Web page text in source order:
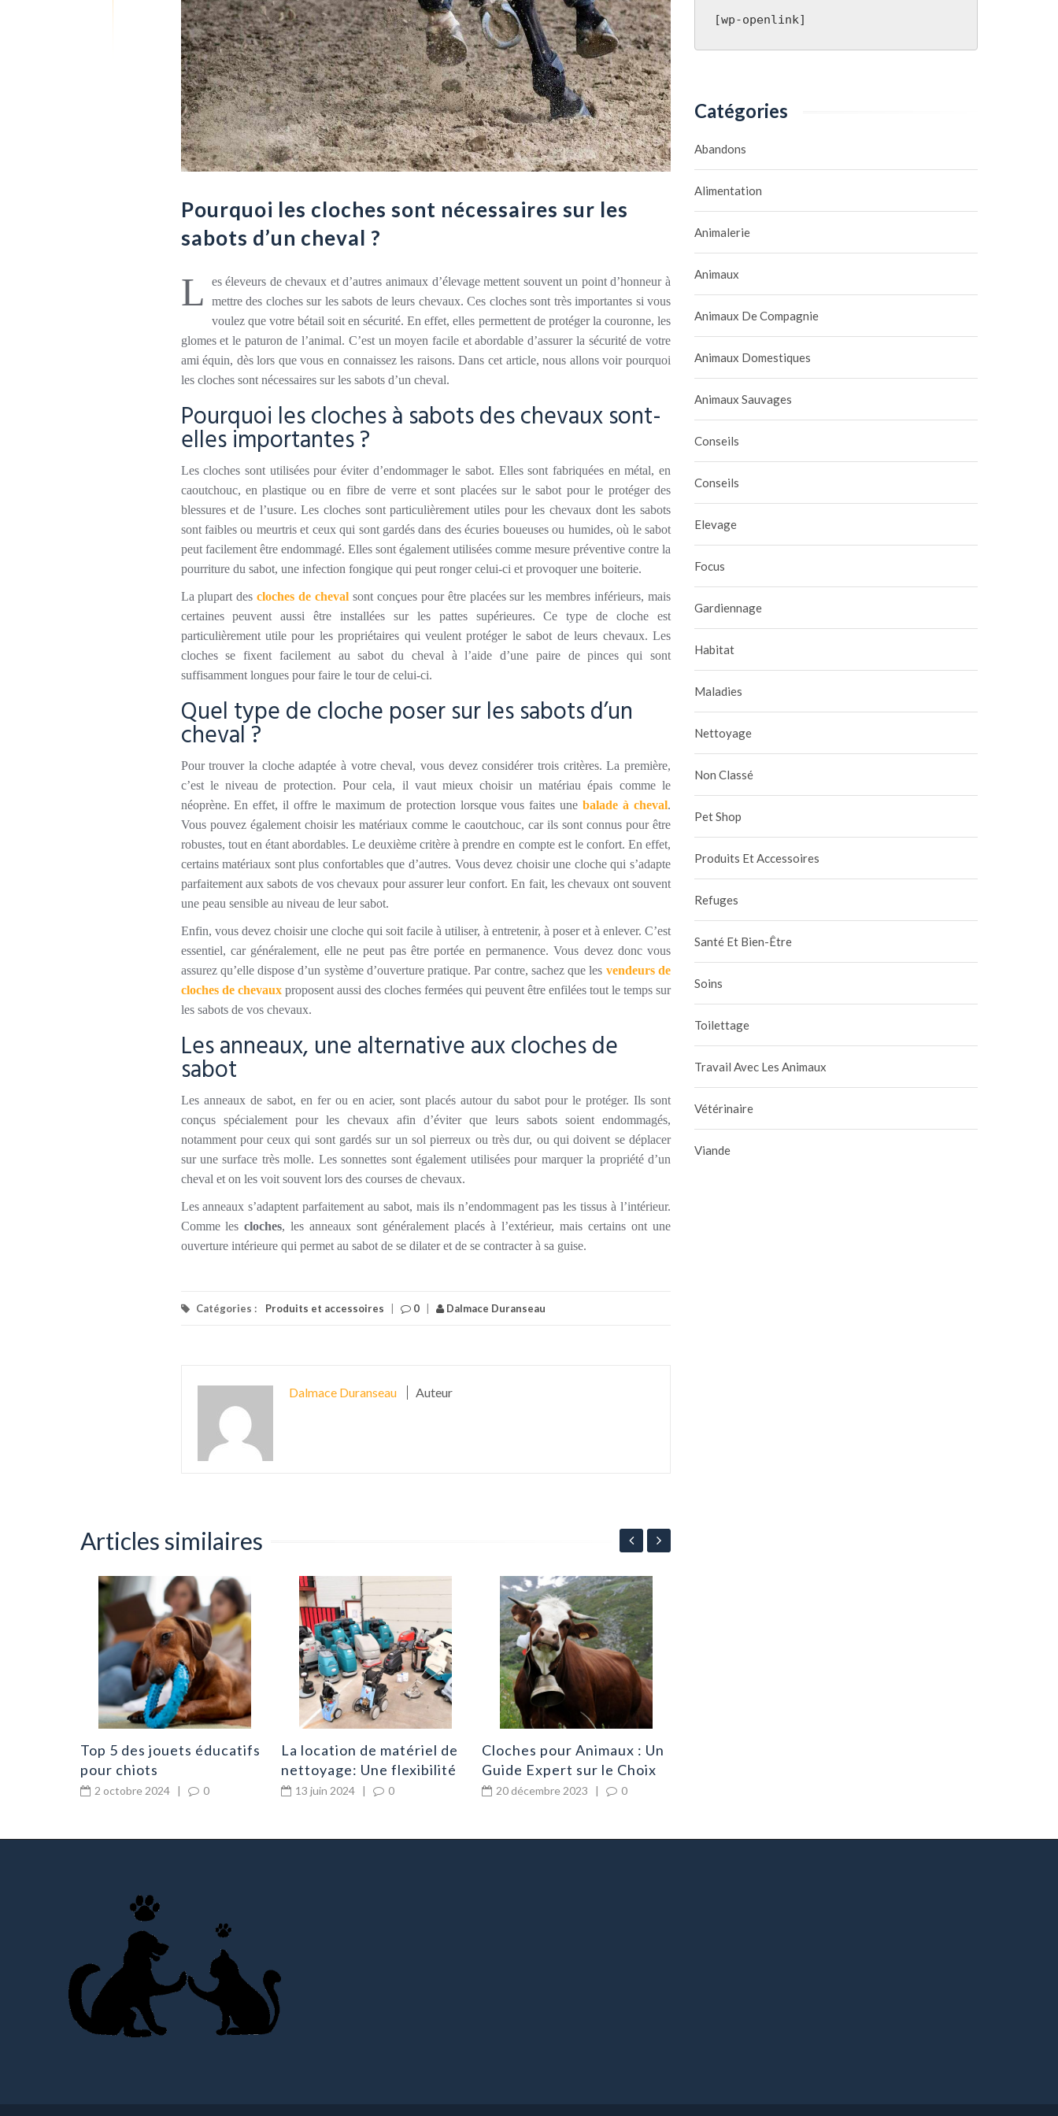
Pourquoi les cloches sont nécessaires sur les
sabots d’un cheval ?
L
es éleveurs de chevaux et d’autres animaux d’élevage mettent souvent un point d’honneur à
mettre des cloches sur les sabots de leurs chevaux. Ces cloches sont très importantes si vous
voulez que votre bétail soit en sécurité. En effet, elles permettent de protéger la couronne, les
glomes et le paturon de l’animal. C’est un moyen facile et abordable d’assurer la sécurité de votre
ami équin, dès lors que vous en connaissez les raisons. Dans cet article, nous allons voir pourquoi
les cloches sont nécessaires sur les sabots d’un cheval.
Pourquoi les cloches à sabots des chevaux sont-
elles importantes ?
Les cloches sont utilisées pour éviter d’endommager le sabot. Elles sont fabriquées en métal, en
caoutchouc, en plastique ou en fibre de verre et sont placées sur le sabot pour le protéger des
blessures et de l’usure. Les cloches sont particulièrement utiles pour les chevaux dont les sabots
sont faibles ou meurtris et ceux qui sont gardés dans des écuries boueuses ou humides, où le sabot
peut facilement être endommagé. Elles sont également utilisées comme mesure préventive contre la
pourriture du sabot, une infection fongique qui peut ronger celui-ci et provoquer une boiterie.
La plupart desclochesde cheval sont conçues pour être placées sur les membres inférieurs, mais
certaines peuvent aussi être installées sur les pattes supérieures. Ce type de cloche est
particulièrement utile pour les propriétaires qui veulent protéger le sabot de leurs chevaux. Les
cloches se fixent facilement au sabot du cheval à l’aide d’une paire de pinces qui sont
suffisamment longues pour faire le tour de celui-ci.
Quel type de cloche poser sur les sabots d’un
cheval ?
Pour trouver la cloche adaptée à votre cheval, vous devez considérer trois critères. La première,
c’est le niveau de protection. Pour cela, il vaut mieux choisir un matériau épais comme le
néoprène. En effet, il offre le maximum de protection lorsque vous faites unebalade àcheval.
Vous pouvez également choisir les matériaux comme le caoutchouc, car ils sont connus pour être
robustes, tout en étant abordables. Le deuxième critère à prendre en compte est le confort. En effet,
certains matériaux sont plus confortables que d’autres. Vous devez choisir une cloche qui s’adapte
parfaitement aux sabots de vos chevaux pour assurer leur confort. En fait, les chevaux ont souvent
une peau sensible au niveau de leur sabot.
Enfin, vous devez choisir une cloche qui soit facile à utiliser, à entretenir, à poser et à enlever. C’est
essentiel, car généralement, elle ne peut pas être portée en permanence. Vous devez donc vous
assurez qu’elle dispose d’un système d’ouverture pratique. Par contre, sachez que les vendeurs de
cloches de chevauxproposent aussi des cloches fermées qui peuvent être enfilées tout le temps sur
les sabots de vos chevaux.
Les anneaux, une alternative aux cloches de
sabot
Les anneaux de sabot, en fer ou en acier, sont placés autour du sabot pour le protéger. Ils sont
conçus spécialement pour les chevaux afin d’éviter que leurs sabots soient endommagés,
notamment pour ceux qui sont gardés sur un sol pierreux ou très dur, ou qui doivent se déplacer
sur une surface très molle. Les sonnettes sont également utilisées pour marquer la propriété d’un
cheval et on les voit souvent lors des courses de chevaux.
Les anneaux s’adaptent parfaitement au sabot, mais ils n’endommagent pas les tissus à l’intérieur.
Comme lescloches, les anneaux sont généralement placés à l’extérieur, mais certains ont une
ouverture intérieure qui permet au sabot de se dilater et de se contracterà sa guise.
Catégories : Produits et accessoires 0 Dalmace Duranseau
Dalmace Duranseau Auteur
Articles similaires
Top 5 des jouets éducatifs
pour chiots
2 octobre 2024 | 0
La location de matériel de
nettoyage: Une flexibilité
pour les entreprises en
13 juin 2024 | 0
Cloches pour Animaux : Un
Guide Expert sur le Choix
Idéal
20 décembre 2023 | 0
[wp-openlink]
Catégories
Abandons
Alimentation
Animalerie
Animaux
Animaux De Compagnie
Animaux Domestiques
Animaux Sauvages
Conseils
Conseils
Elevage
Focus
Gardiennage
Habitat
Maladies
Nettoyage
Non Classé
Pet Shop
Produits Et Accessoires
Refuges
Santé Et Bien-Être
Soins
Toilettage
Travail Avec Les Animaux
Vétérinaire
Viande